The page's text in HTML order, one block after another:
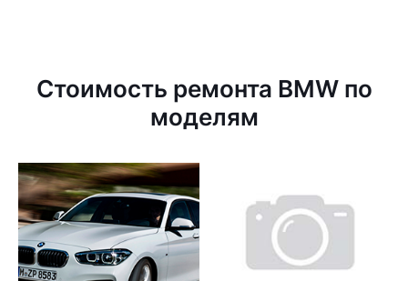
Стоимость ремонта BMW по
моделям